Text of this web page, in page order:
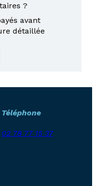
?
avant
détaillée
Téléphone
02 78 77 15 37